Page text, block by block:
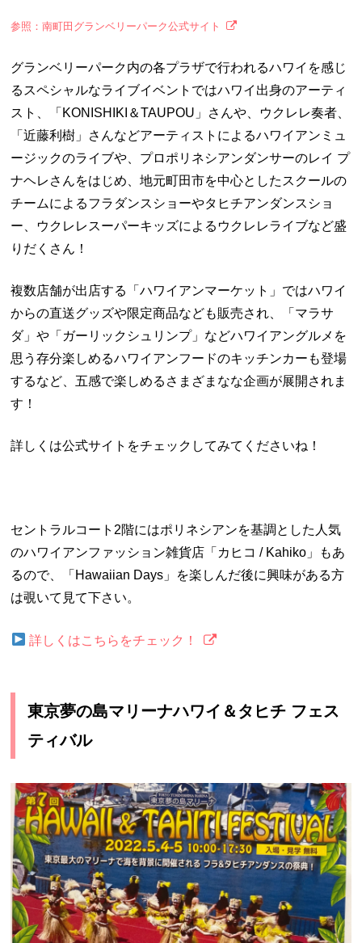
参照：南町田グランベリーパーク公式サイト
グランベリーパーク内の各プラザで行われるハワイを感じ
るスペシャルなライブイベントではハワイ出身のアーティ
スト、「KONISHIKI＆TAUPOU」さんや、ウクレレ奏者、
「近藤利樹」さんなどアーティストによるハワイアンミュ
ージックのライブや、プロポリネシアンダンサーのレイ プ
ナヘレさんをはじめ、地元町田市を中心としたスクールの
チームによるフラダンスショーやタヒチアンダンスショ
ー、ウクレレスーパーキッズによるウクレレライブなど盛
りだくさん！
複数店舗が出店する「ハワイアンマーケット」ではハワイ
からの直送グッズや限定商品なども販売され、「マラサ
ダ」や「ガーリックシュリンプ」などハワイアングルメを
思う存分楽しめるハワイアンフードのキッチンカーも登場
するなど、五感で楽しめるさまざまなな企画が展開されま
す！
詳しくは公式サイトをチェックしてみてくださいね！
セントラルコート2階にはポリネシアンを基調とした人気
のハワイアンファッション雑貨店「カヒコ / Kahiko」もあ
るので、「Hawaiian Days」を楽しんだ後に興味がある方
は覗いて見て下さい。
詳しくはこちらをチェック！
東京夢の島マリーナハワイ＆タヒチ フェス
ティバル